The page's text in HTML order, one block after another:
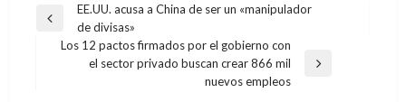
Navegación
entradas
Entrada
anterior
EE.UU. acusa a China de ser un «manipulador
de divisas»
Entrada
Los 12 pactos firmados por el gobierno con
el sector privado buscan crear 866 mil
nuevos empleos